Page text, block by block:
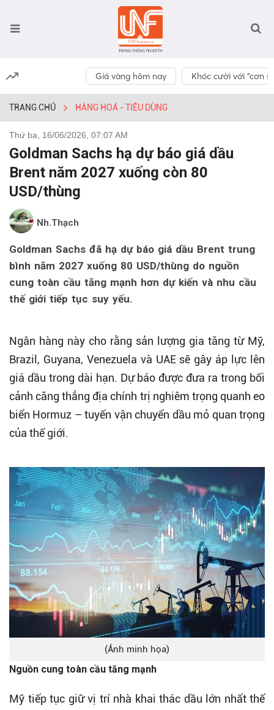
Giá vàng hôm nay Khóc cười với “cơn
TRANG CHỦ HÀNG HOÁ - TIÊU DÙNG
Thứ ba, 16/06/2026, 07:07 AM
Goldman Sachs hạ dự báo giá dầu
Brent năm 2027 xuống còn 80
USD/thùng
Nh.Thạch
Goldman Sachs đã hạ dự báo giá dầu Brent trung
bình năm 2027 xuống 80 USD/thùng do nguồn
cung toàn cầu tăng mạnh hơn dự kiến và nhu cầu
thế giới tiếp tục suy yếu.
Ngân hàng này cho rằng sản lượng gia tăng từ Mỹ,
Brazil, Guyana, Venezuela và UAE sẽ gây áp lực lên
giá dầu trong dài hạn. Dự báo được đưa ra trong bối
cảnh căng thẳng địa chính trị nghiêm trọng quanh eo
biển Hormuz – tuyến vận chuyển dầu mỏ quan trọng
của thế giới.
(Ảnh minh họa)
Nguồn cung toàn cầu tăng mạnh
Mỹ tiếp tục giữ vị trí nhà khai thác dầu lớn nhất thế